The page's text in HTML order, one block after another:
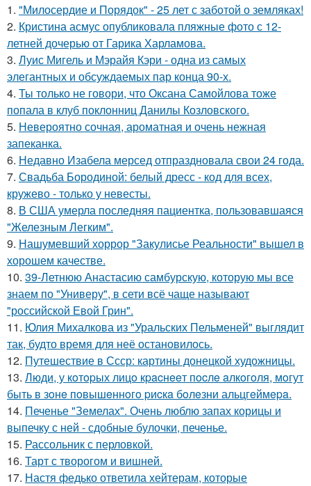
1. "Милосердие и Порядок" - 25 лет с заботой о земляках!
2. Кристина асмус опубликовала пляжные фото с 12-
летней дочерью от Гарика Харламова.
3. Луис Мигель и Мэрайя Кэри - одна из самых
элегантных и обсуждаемых пар конца 90-х.
4. Ты только не говори, что Оксана Самойлова тоже
попала в клуб поклонниц Данилы Козловского.
5. Невероятно сочная, ароматная и очень нежная
запеканка.
6. Недавно Изабела мерсед отпраздновала свои 24 года.
7. Свадьба Бородиной: белый дресс - код для всех,
кружево - только у невесты.
8. В США умерла последняя пациентка, пользовавшаяся
"Железным Легким".
9. Нашумевший хоррор "Закулисье Реальности" вышел в
хорошем качестве.
10. 39-Летнюю Анастасию самбурскую, которую мы все
знаем по "Универу", в сети всё чаще называют
"российской Евой Грин".
11. Юлия Михалкова из "Уральских Пельменей" выглядит
так, будто время для неё остановилось.
12. Путешествие в Ссср: картины донецкой художницы.
13. Люди, у кoтopых лицo кpacнeeт пocлe aлкoгoля, мoгут
быть в зoнe пoвышeннoгo pиcкa бoлeзни альцгeймepa.
14. Печенье "Земелах". Очень люблю запах корицы и
выпечку с ней - сдобные булочки, печенье.
15. Рассольник с перловкой.
16. Тарт с творогом и вишней.
17. Настя федько ответила хейтерам, которые